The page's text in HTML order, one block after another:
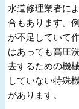
水道修理業者に
合もあります。
が不足していて
はあっても高圧
去するための機
していない特殊
があります。